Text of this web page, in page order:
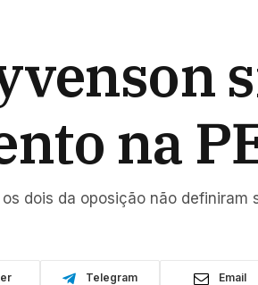
na
dois da oposição não
Telegram Email